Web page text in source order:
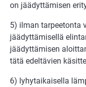
on jäädyttämisen
5) ilman tarpeetonta
jäädyttämisellä
jäädyttämisen
tätä edeltävien
6) lyhytaikaisella